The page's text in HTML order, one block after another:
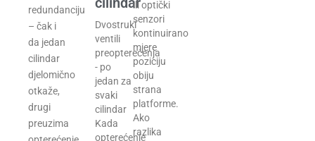
redundanciju
– čak i
da jedan
cilindar
djelomično
otkaže,
drugi
preuzima
Dvostruki
ventili
preopterećenja
- po
jedan za
svaki
cilindar
Kada
opterećenje
ili optički
senzori
kontinuirano
mjere
poziciju
obiju
strana
platforme.
Ako
razlika